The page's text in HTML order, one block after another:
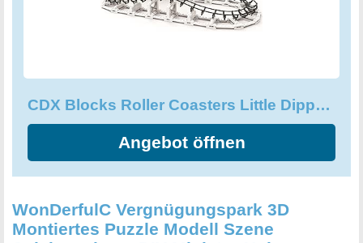
verschluckbaren Teilen, die klein genug sind, um
CDX Blocks Roller Coasters Little Dipper CDXLD01, Baustein Achterbahn, kompatibel mit allen bekannten Bausteinmarken, inklusive 332 Teile, Mehrfarbig
Angebot öffnen
WonDerfulC Vergnügungspark 3D
Montiertes Puzzle Modell Szene